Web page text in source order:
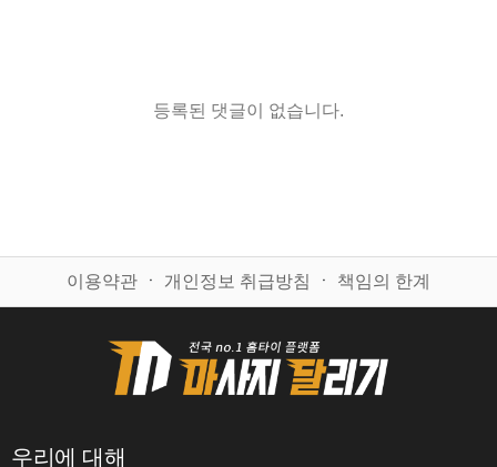
등록된 댓글이 없습니다.
이용약관 ㆍ 개인정보 취급방침 ㆍ 책임의 한계
우리에 대해